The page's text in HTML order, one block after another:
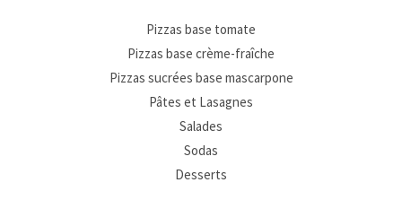
Pizzas base tomate
Pizzas base crème-fraîche
Pizzas sucrées base mascarpone
Pâtes et Lasagnes
Salades
Sodas
Desserts